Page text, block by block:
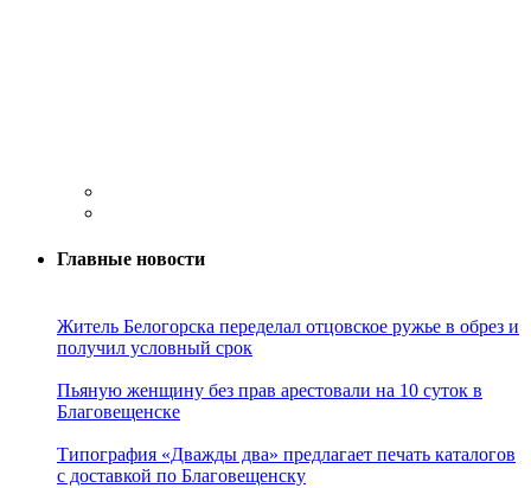
Главные новости
Житель Белогорска переделал отцовское ружье в обрез и
получил условный срок
Пьяную женщину без прав арестовали на 10 суток в
Благовещенске
Типография «Дважды два» предлагает печать каталогов
с доставкой по Благовещенску